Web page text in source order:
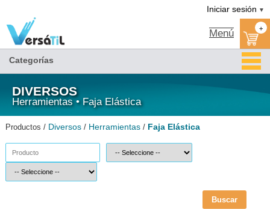
Iniciar sesión ▼
Menú +
Categorías
DIVERSOS
Herramientas • Faja Elástica
Productos / Diversos / Herramientas / Faja Elástica
Buscar